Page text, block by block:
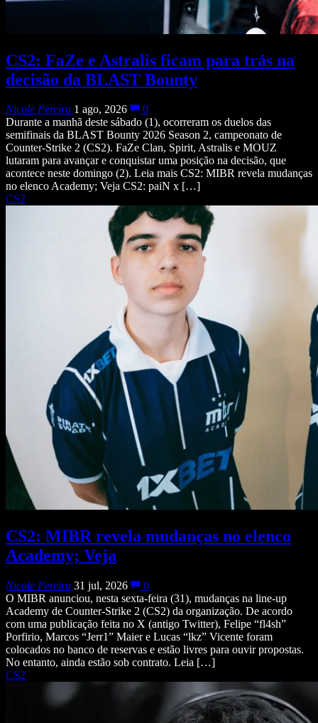
CS2: FaZe e Astralis ficam para trás na
decisão da BLAST Bounty
Nicole Pereira 1 ago, 2026
0
Durante a manhã deste sábado (1), ocorreram os duelos das
semifinais da BLAST Bounty 2026 Season 2, campeonato de
Counter-Strike 2 (CS2). FaZe Clan, Spirit, Astralis e MOUZ
lutaram para avançar e conquistar uma posição na decisão, que
acontece neste domingo (2). Leia mais CS2: MIBR revela mudanças
no elenco Academy; Veja CS2: paiN x […]
CS2
CS2: MIBR revela mudanças no elenco
Academy; Veja
Nicole Pereira 31 jul, 2026
0
O MIBR anunciou, nesta sexta-feira (31), mudanças na line-up
Academy de Counter-Strike 2 (CS2) da organização. De acordo
com uma publicação feita no X (antigo Twitter), Felipe “fl4sh”
Porfirio, Marcos “Jerr1” Maier e Lucas “lkz” Vicente foram
colocados no banco de reservas e estão livres para ouvir propostas.
No entanto, ainda estão sob contrato. Leia […]
CS2